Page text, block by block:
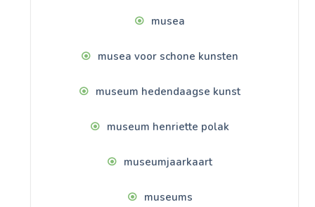
musea
musea voor schone kunsten
museum hedendaagse kunst
museum henriette polak
museumjaarkaart
museums